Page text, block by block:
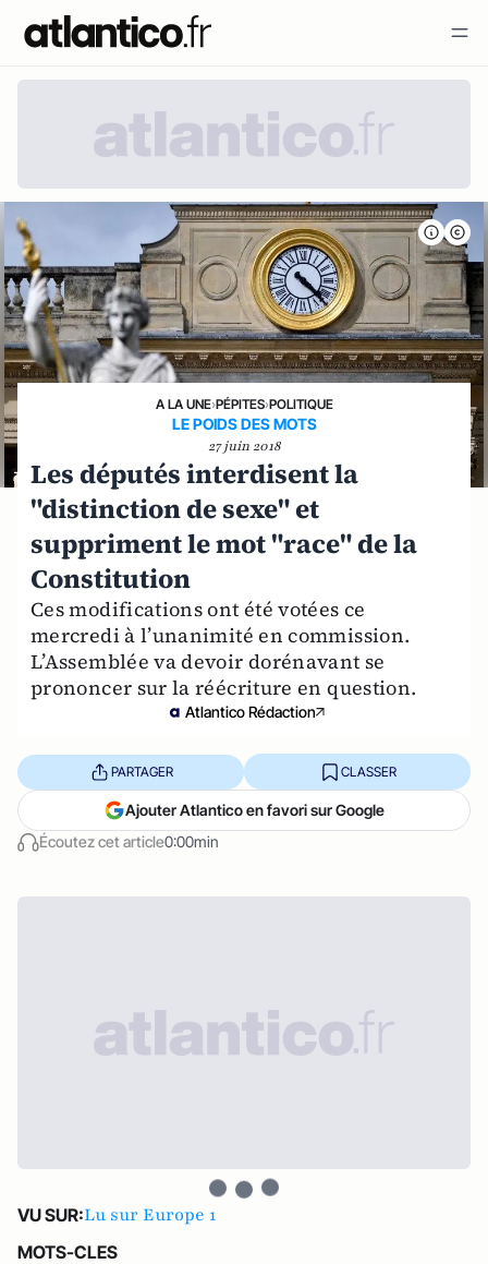
A LA UNE›PÉPITES›POLITIQUE
LE POIDS DES MOTS
27 juin 2018
Les députés interdisent la
"distinction de sexe" et
suppriment le mot "race" de la
Constitution
Ces modifications ont été votées ce
mercredi à l’unanimité en commission.
L’Assemblée va devoir dorénavant se
prononcer sur la réécriture en question.
Atlantico Rédaction
Écoutez cet article0:00min
PARTAGER CLASSER
Ajouter Atlantico en favori sur Google
VU SUR:Lu sur Europe 1
MOTS-CLES